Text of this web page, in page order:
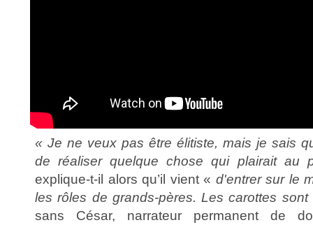
« Je ne veux pas être élitiste, mais je sais
de réaliser quelque chose qui plairait au
explique-t-il alors qu’il vient « d'entrer sur le
les rôles de grands-pères. Les carottes
sans César, narrateur permanent de